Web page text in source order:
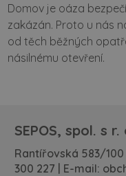
Domov je oáza
zakázán. Proto u nás
od těch běžných
násilnému otevření.
SEPOS, spol. s r.
Rantířovská 583/100
300 227 | E-mail: